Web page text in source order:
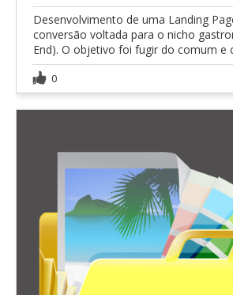
Desenvolvimento de uma Landing
conversão voltada para o nicho
End). O objetivo foi fugir do comum e
0